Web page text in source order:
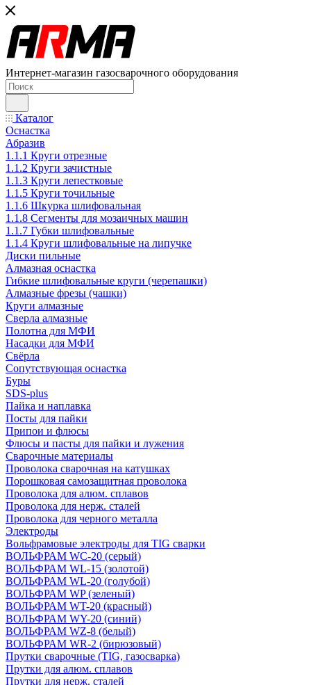
Интернет-магазин газосварочного оборудования
Каталог
Оснастка
Абразив
1.1.1 Круги отрезные
1.1.2 Круги зачистные
1.1.3 Круги лепестковые
1.1.5 Круги точильные
1.1.6 Шкурка шлифовальная
1.1.8 Сегменты для мозаичных машин
1.1.7 Губки шлифовальные
1.1.4 Круги шлифовальные на липучке
Диски пильные
Алмазная оснастка
Гибкие шлифовальные круги (черепашки)
Алмазные фрезы (чашки)
Круги алмазные
Сверла алмазные
Полотна для МФИ
Насадки для МФИ
Свёрла
Сопутствующая оснастка
Буры
SDS-plus
Пайка и наплавка
Посты для пайки
Припои и флюсы
Флюсы и пасты для пайки и лужения
Сварочные материалы
Проволока сварочная на катушках
Порошковая самозащитная проволока
Проволока для алюм. сплавов
Проволока для нерж. сталей
Проволока для черного металла
Электроды
Вольфрамовые электроды для TIG сварки
ВОЛЬФРАМ WC-20 (серый)
ВОЛЬФРАМ WL-15 (золотой)
ВОЛЬФРАМ WL-20 (голубой)
ВОЛЬФРАМ WP (зеленый)
ВОЛЬФРАМ WT-20 (красный)
ВОЛЬФРАМ WY-20 (синий)
ВОЛЬФРАМ WZ-8 (белый)
ВОЛЬФРАМ WR-2 (бирюзовый)
Прутки сварочные (TIG, газосварка)
Прутки для алюм. сплавов
Прутки для нерж. сталей